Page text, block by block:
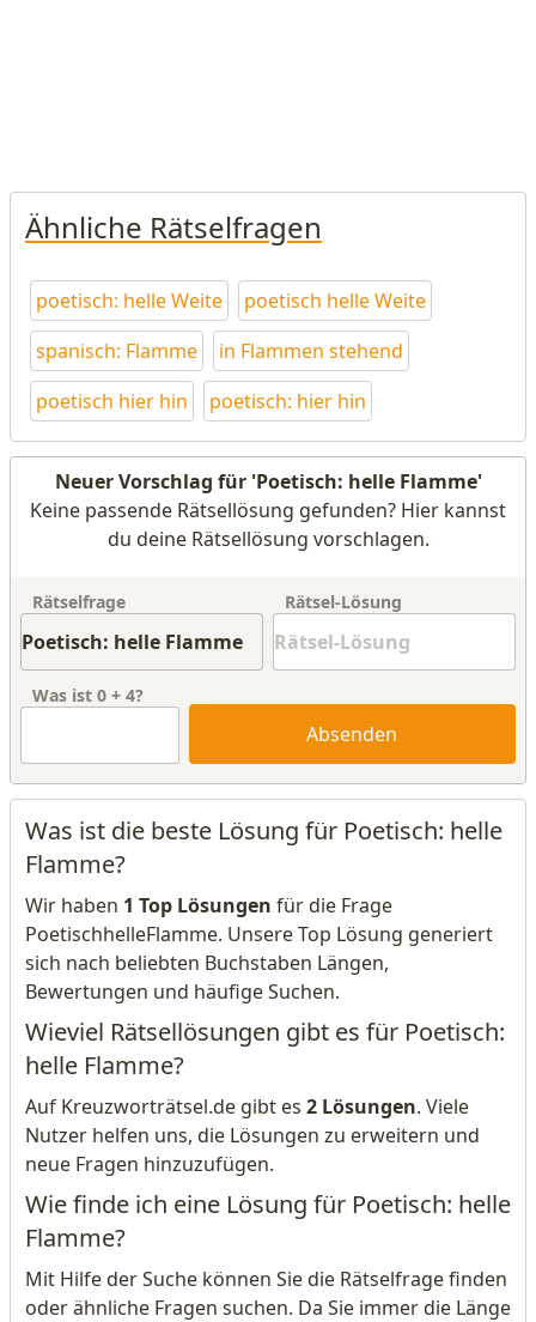
Ähnliche Rätselfragen
poetisch: helle Weite
poetisch helle Weite
spanisch: Flamme
in Flammen stehend
poetisch hier hin
poetisch: hier hin
Neuer Vorschlag für 'Poetisch: helle Flamme'
Keine passende Rätsellösung gefunden? Hier kannst
du deine Rätsellösung vorschlagen.
Rätselfrage Rätsel-Lösung
Was ist 0 + 4?
Absenden
Was ist die beste Lösung für Poetisch: helle
Flamme?
Wir haben 1 Top Lösungen für die Frage
PoetischhelleFlamme. Unsere Top Lösung generiert
sich nach beliebten Buchstaben Längen,
Bewertungen und häufige Suchen.
Wieviel Rätsellösungen gibt es für Poetisch:
helle Flamme?
Auf Kreuzworträtsel.de gibt es 2 Lösungen. Viele
Nutzer helfen uns, die Lösungen zu erweitern und
neue Fragen hinzuzufügen.
Wie finde ich eine Lösung für Poetisch: helle
Flamme?
Mit Hilfe der Suche können Sie die Rätselfrage finden
oder ähnliche Fragen suchen. Da Sie immer die Länge